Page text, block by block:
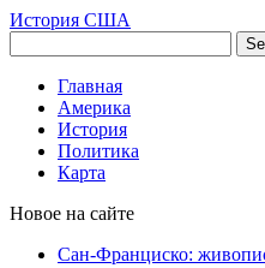
История США
Главная
Америка
История
Политика
Карта
Новое на сайте
Сан-Франциско: